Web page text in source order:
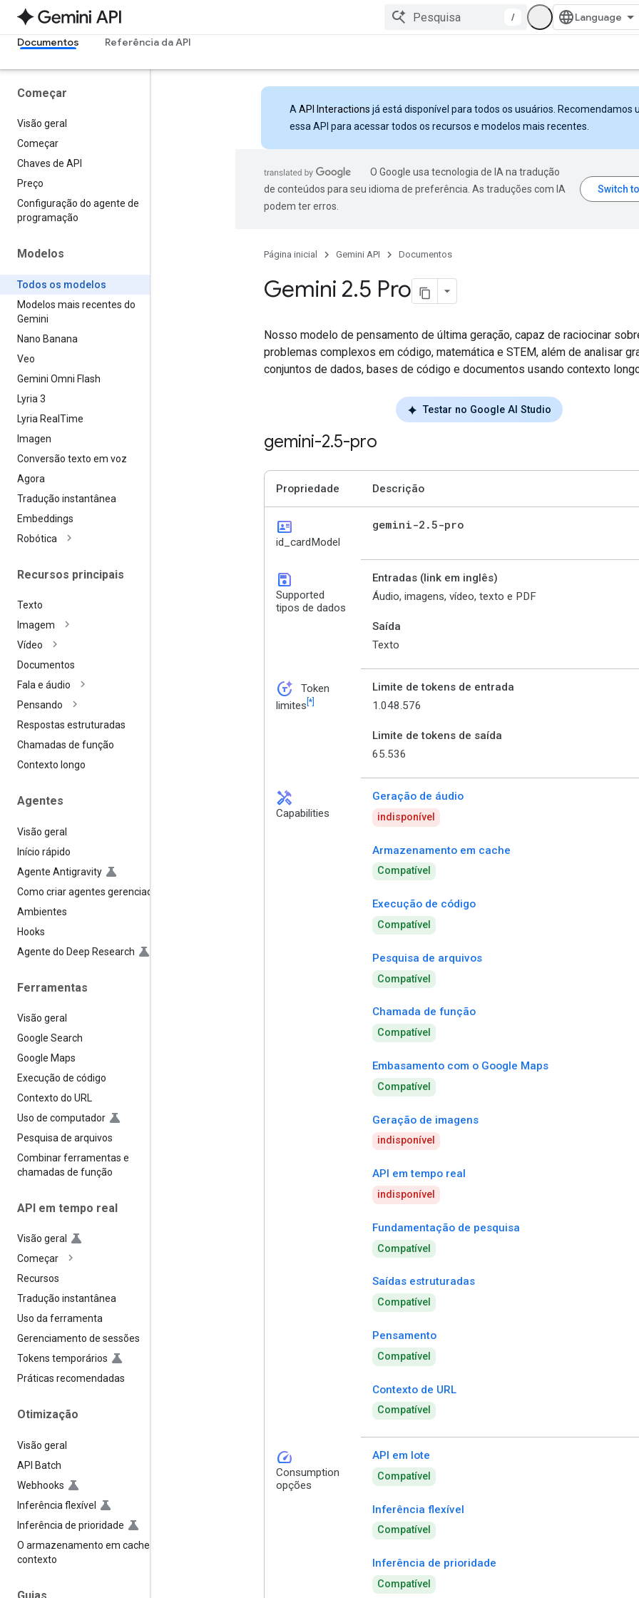
/
Documentos Referência da API
Começar
Visão geral
Começar
Chaves de API
Preço
Configuração do agente de
programação
Modelos
Todos os modelos
Modelos mais recentes do
Gemini
Nano Banana
Veo
Gemini Omni Flash
Lyria 3
Lyria Real Time
Imagen
Conversão texto em voz
Agora
Tradução instantânea
Embeddings
Robótica
Recursos principais
Texto
Imagem
Vídeo
Documentos
Fala e áudio
Pensando
Respostas estruturadas
Chamadas de função
Contexto longo
Agentes
Visão geral
Início rápido
Agente Antigravity
Como criar agentes gerenciados
Ambientes
Hooks
Agente do Deep Research
Ferramentas
Visão geral
Google Search
Google Maps
Execução de código
Contexto do URL
Uso de computador
Pesquisa de arquivos
Combinar ferramentas e
chamadas de função
API em tempo real
Visão geral
Começar
Recursos
Tradução instantânea
Uso da ferramenta
Gerenciamento de sessões
Tokens temporários
Práticas recomendadas
Otimização
Visão geral
API Batch
Webhooks
Inferência flexível
Inferência de prioridade
O armazenamento em cache de
contexto
A API Interactions já está disponível para todos os usuários. Recomendamos
essa API para acessar todos os recursos e modelos mais recentes.
O Google usa tecnologia de IA na tradução
de conteúdos para seu idioma de preferência. As traduções com IA
podem ter erros.
Página inicial Gemini API Documentos
Gemini 2.5 Pro
Nosso modelo de pensamento de última geração, capaz de raciocinar
problemas complexos em código, matemática e STEM, além de analisar
conjuntos de dados, bases de código e documentos usando contexto
Testar no Google AI Studio
gemini-2.5-pro
Propriedade Descrição
id_card
id_cardModel
gemini-2 .5-pro
save
Supported
tipos de dados
Entradas (link em inglês)
Áudio, imagens, vídeo, texto e PDF
Saída
Texto
token_auto
Token
limites [*]
Limite de tokens de entrada
1.048.576
Limite de tokens de saída
65.536
handyman
Capabilities
Geração de áudio
indisponível
Armazenamento em cache
Compatível
Execução de código
Compatível
Pesquisa de arquivos
Compatível
Chamada de função
Compatível
Embasamento com o Google Maps
Compatível
Geração de imagens
indisponível
API em tempo real
indisponível
Fundamentação de pesquisa
Compatível
Saídas estruturadas
Compatível
Pensamento
Compatível
Contexto de URL
Compatível
speed
Consumption
opções
API em lote
Compatível
Inferência flexível
Compatível
Inferência de prioridade
Compatível